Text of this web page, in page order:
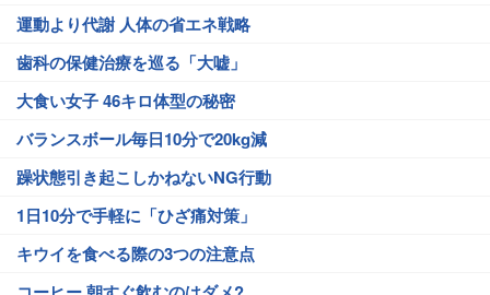
運動より代謝 人体の省エネ戦略
歯科の保健治療を巡る「大嘘」
大食い女子 46キロ体型の秘密
バランスボール毎日10分で20kg減
躁状態引き起こしかねないNG行動
1日10分で手軽に「ひざ痛対策」
キウイを食べる際の3つの注意点